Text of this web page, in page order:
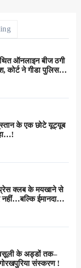
ऑनलाइन बीज ठगी
ने गीडा पुलिस
करने का दिया निर्देश
के एक छोटे यूट्यूब
क्लब के मयखाने से
ईमानदारी
वसूली के अड्डों तक–
संस्करण !